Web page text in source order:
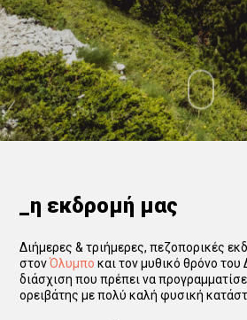
_η εκδρομή μας
Διήμερες & τριήμερες, πεζοπορικές
στονΌλυμπο και τον μυθικό θρόνο του
διάσχιση που πρέπει να
ορειβάτης με πολύ καλή φυσική